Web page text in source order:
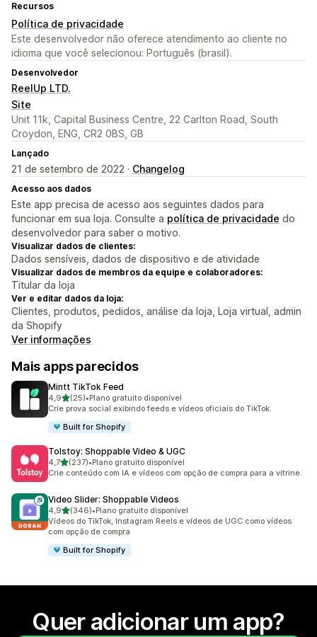
Recursos
Política de privacidade
Este desenvolvedor não oferece atendimento ao cliente no
idioma que você selecionou: Português (brasil).
Desenvolvedor
ReelUp LTD.
Site
Unit 11k, Capital Business Centre, 22 Carlton Road, South
Croydon, ENG, CR2 0BS, GB
Lançado
21 de setembro de 2022 · Changelog
Acesso aos dados
Este app precisa de acesso aos seguintes dados para
funcionar em sua loja. Consulte a política de privacidade do
desenvolvedor para saber o motivo.
Visualizar dados de clientes:
Dados sensíveis, dados de dispositivo e de atividade
Visualizar dados de membros da equipe e colaboradores:
Titular da loja
Ver e editar dados da loja:
Clientes, produtos, pedidos, análise da loja, Loja virtual, admin
da Shopify
Ver informações
Mais apps parecidos
Mintt TikTok Feed
4,9de 5 estrelas
(25)
25 avaliações ao todo
•Plano gratuito disponível
Crie prova social exibindo feeds e vídeos oficiais do TikTok.
Built for Shopify
Tolstoy: Shoppable Video & UGC
4,7de 5 estrelas
(237)
237 avaliações ao todo
•Plano gratuito disponível
Crie conteúdo com IA e vídeos com opção de compra para a vitrine.
Video Slider: Shoppable Videos
4,9de 5 estrelas
(346)
346 avaliações ao todo
•Plano gratuito disponível
Vídeos do TikTok, Instagram Reels e vídeos de UGC como vídeos
com opção de compra
Built for Shopify
Quer adicionar um app?